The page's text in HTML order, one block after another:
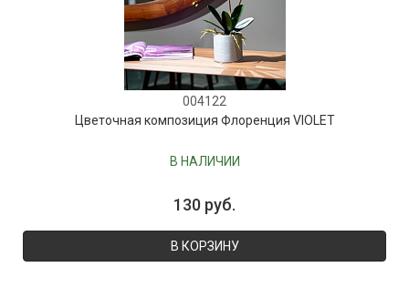
004122
Цветочная композиция Флоренция VIOLET
В НАЛИЧИИ
130 руб.
В КОРЗИНУ